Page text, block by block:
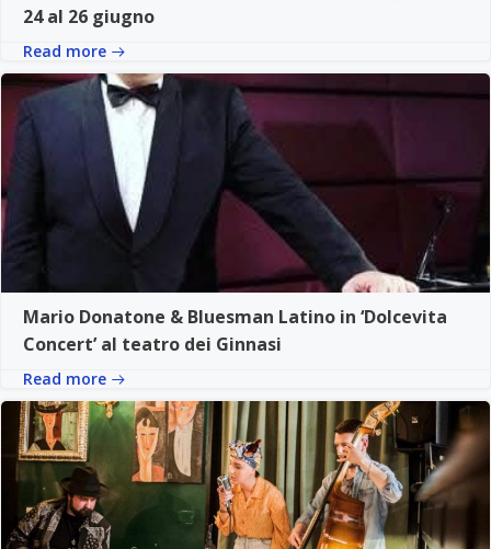
24 al 26 giugno
Read more
Mario Donatone & Bluesman Latino in ‘Dolcevita
Concert’ al teatro dei Ginnasi
Read more